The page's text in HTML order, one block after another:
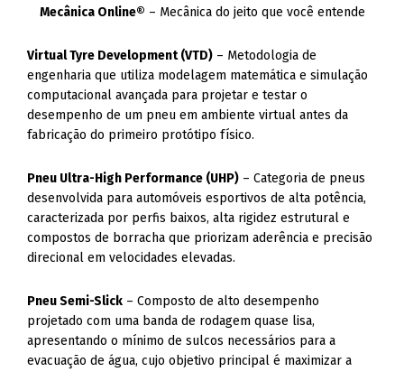
Mecânica Online® – Mecânica do jeito que você entende
Virtual Tyre Development (VTD) – Metodologia de
engenharia que utiliza modelagem matemática e simulação
computacional avançada para projetar e testar o
desempenho de um pneu em ambiente virtual antes da
fabricação do primeiro protótipo físico.
Pneu Ultra-High Performance (UHP) – Categoria de pneus
desenvolvida para automóveis esportivos de alta potência,
caracterizada por perfis baixos, alta rigidez estrutural e
compostos de borracha que priorizam aderência e precisão
direcional em velocidades elevadas.
Pneu Semi-Slick – Composto de alto desempenho
projetado com uma banda de rodagem quase lisa,
apresentando o mínimo de sulcos necessários para a
evacuação de água, cujo objetivo principal é maximizar a